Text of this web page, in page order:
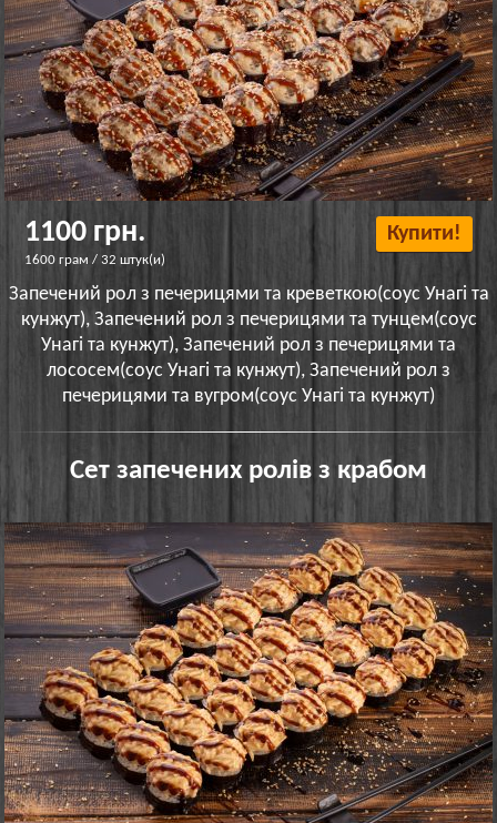
1100 грн.
1600 грам / 32 штук(и)
Купити!
Запечений рол з печерицями та креветкою(соус Унагі та
кунжут), Запечений рол з печерицями та тунцем(соус
Унагі та кунжут), Запечений рол з печерицями та
лососем(соус Унагі та кунжут), Запечений рол з
печерицями та вугром(соус Унагі та кунжут)
Сет запечених ролів з крабом